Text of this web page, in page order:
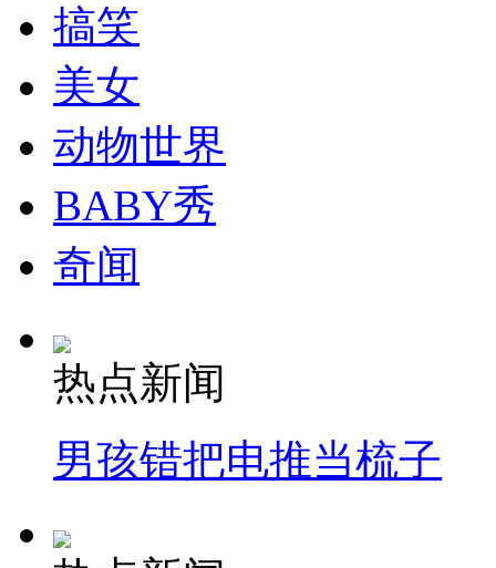
走！跟着总书记去植树
消防员救轻生者 花炮节热闹非凡
司机酒驾遇交警 急速倒车逃窜
搞笑
美女
动物世界
BABY秀
奇闻
热点新闻
男孩错把电推当梳子